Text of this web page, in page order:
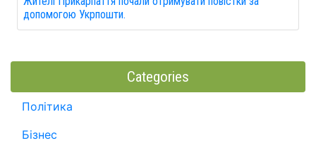
допомогою Укрпошти.
Categories
Політика
Бізнес